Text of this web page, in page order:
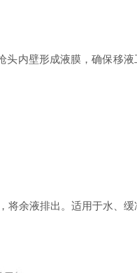
内壁形成液膜，确保移
余液排出。适用于水、缓